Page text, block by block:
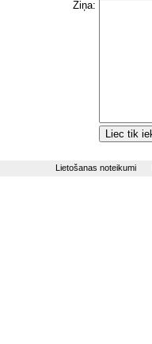
Ziņa:
Lietošanas noteikumi